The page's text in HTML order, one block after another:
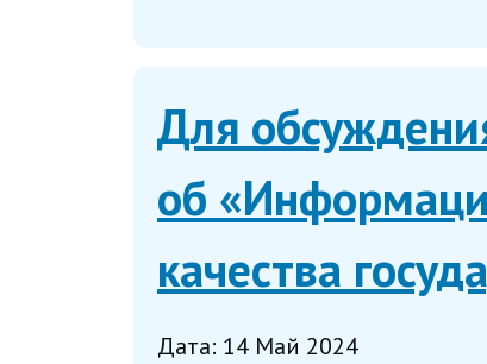
Для
об
качества
Дата: 14 Май 2024